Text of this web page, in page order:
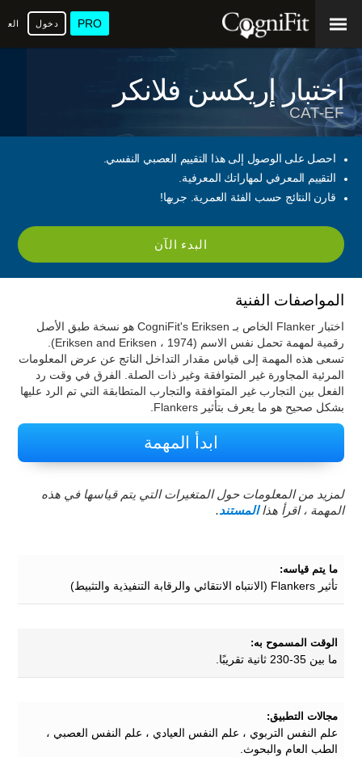
PRO دخول
اختبار إريكسن فلانكر
CAT-EF
احصل على الوصول إلى هذا التقييم العصبي النفسي.
التقييم المعرفي لمهاراتك المعرفية.
قارن النتائج حسب الفئة العمرية. جربها!
البدء الآن
المواصفات الفنية
اختبار Flanker الخاص بـ CogniFit's Eriksen هو نسخة طبق الأصل
رقمية لمهمة تحمل نفس الاسم (Eriksen and Eriksen ، 1974).
تسعى هذه المهمة إلى قياس مقدار التداخل الناتج عن عرض المعلومات
المرئية المجاورة غير المتوافقة وغير ذات الصلة. الفرق في وقت رد
الفعل بين التجارب غير المتوافقة والتجارب المتطابقة التي تم الرد عليها
بشكل صحيح هو ما يعرف بتأثير Flankers.
ابدأ المهمة
لمزيد من المعلومات حول المتغيرات التي يتم قياسها في هذه
المهمة ، اقرأ هذاالمستند.
ما يتم قياسه:
تأثير Flankers (الانتباه الانتقائي والرقابة التنفيذية والتثبيط)
الوقت المسموح به:
ما بين 35-230 ثانية تقريبًا.
مجالات التطبيق:
علم النفس التربوي ، علم النفس العيادي ، علم النفس العصبي ،
الطب العام والبحوث.